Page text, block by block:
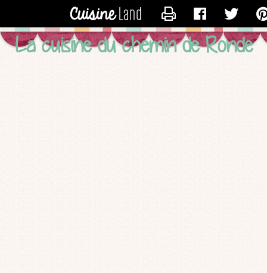
La cuisine du chemin de Ronde
CONTACTER SYDO